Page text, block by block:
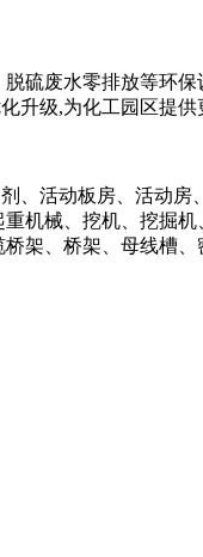
硫废水零排放等环
升级,为化工园区提
、活动板房、活动房
机械、挖机、挖掘
架、桥架、母线槽